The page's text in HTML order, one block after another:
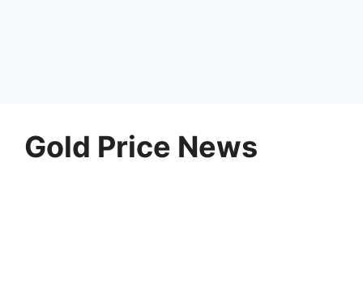
Gold Price News